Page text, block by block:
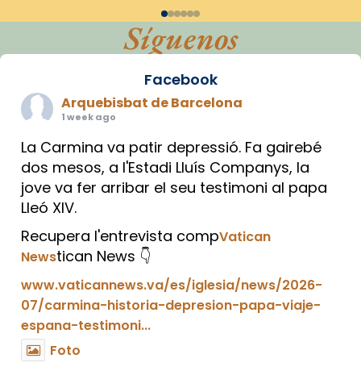
Síguenos
Facebook
Arquebisbat de Barcelona
1 week ago
La Carmina va patir depressió. Fa gairebé
dos mesos, a l'Estadi Lluís Companys, la
jove va fer arribar el seu testimoni al papa
Lleó XIV.
Recupera l'entrevista compVatican
Newstican News 👇
www.vaticannews.va/es/iglesia/news/2026-
07/carmina-historia-depresion-papa-viaje-
espana-testimoni...
Foto